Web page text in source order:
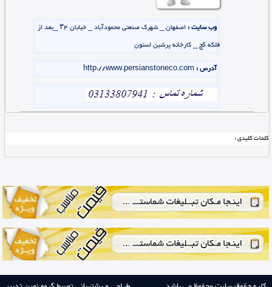
وب سایت :
اصفهان _ شهرک صنعتی محمودآباد _ خیابان ۳۴ _بعد از
فلکه گچ _ کارخانه پرشین استون
آدرس : http://www.persianstoneco.com
کلمات کلیدی :